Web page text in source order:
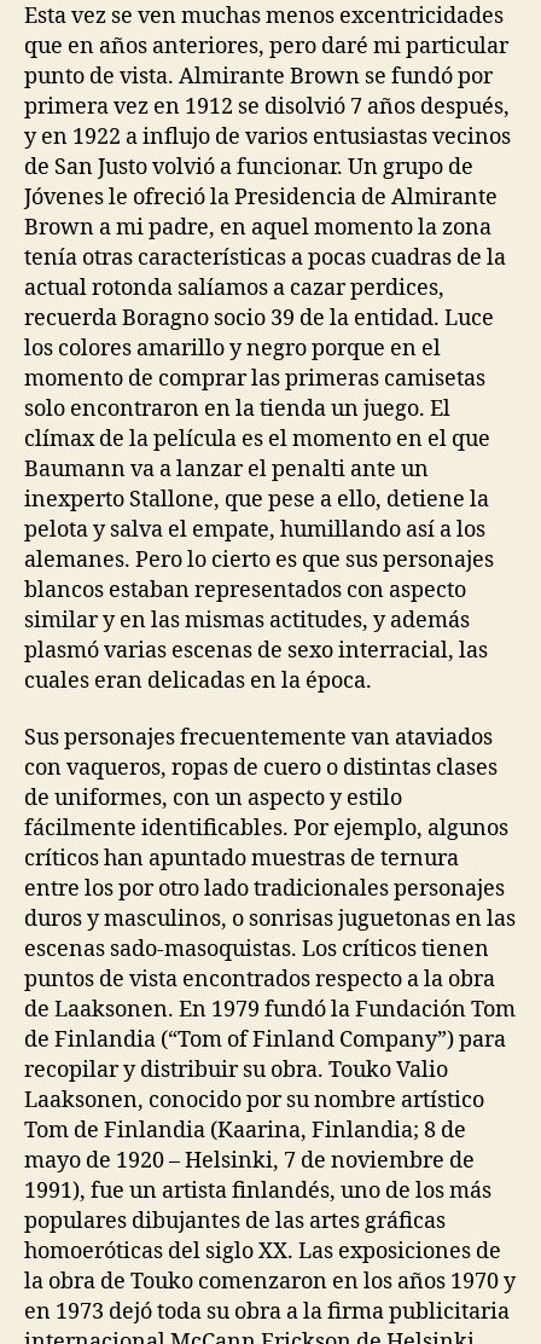
Esta vez se ven muchas menos excentricidades
que en años anteriores, pero daré mi particular
punto de vista. Almirante Brown se fundó por
primera vez en 1912 se disolvió 7 años después,
y en 1922 a influjo de varios entusiastas vecinos
de San Justo volvió a funcionar. Un grupo de
Jóvenes le ofreció la Presidencia de Almirante
Brown a mi padre, en aquel momento la zona
tenía otras características a pocas cuadras de la
actual rotonda salíamos a cazar perdices,
recuerda Boragno socio 39 de la entidad. Luce
los colores amarillo y negro porque en el
momento de comprar las primeras camisetas
solo encontraron en la tienda un juego. El
clímax de la película es el momento en el que
Baumann va a lanzar el penalti ante un
inexperto Stallone, que pese a ello, detiene la
pelota y salva el empate, humillando así a los
alemanes. Pero lo cierto es que sus personajes
blancos estaban representados con aspecto
similar y en las mismas actitudes, y además
plasmó varias escenas de sexo interracial, las
cuales eran delicadas en la época.
Sus personajes frecuentemente van ataviados
con vaqueros, ropas de cuero o distintas clases
de uniformes, con un aspecto y estilo
fácilmente identificables. Por ejemplo, algunos
críticos han apuntado muestras de ternura
entre los por otro lado tradicionales personajes
duros y masculinos, o sonrisas juguetonas en las
escenas sado-masoquistas. Los críticos tienen
puntos de vista encontrados respecto a la obra
de Laaksonen. En 1979 fundó la Fundación Tom
de Finlandia (“Tom of Finland Company”) para
recopilar y distribuir su obra. Touko Valio
Laaksonen, conocido por su nombre artístico
Tom de Finlandia (Kaarina, Finlandia; 8 de
mayo de 1920 – Helsinki, 7 de noviembre de
1991), fue un artista finlandés, uno de los más
populares dibujantes de las artes gráficas
homoeróticas del siglo XX. Las exposiciones de
la obra de Touko comenzaron en los años 1970 y
en 1973 dejó toda su obra a la firma publicitaria